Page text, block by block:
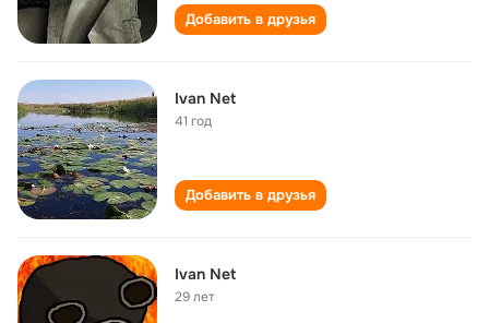
Добавить в друзья
Ivan Net
41 год
Добавить в друзья
Ivan Net
29 лет